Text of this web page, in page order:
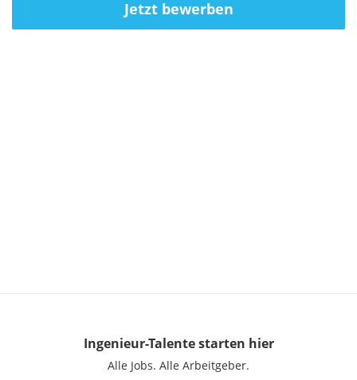
Jetzt bewerben
Ingenieur-Talentestarten hier
Alle Jobs. Alle Arbeitgeber.